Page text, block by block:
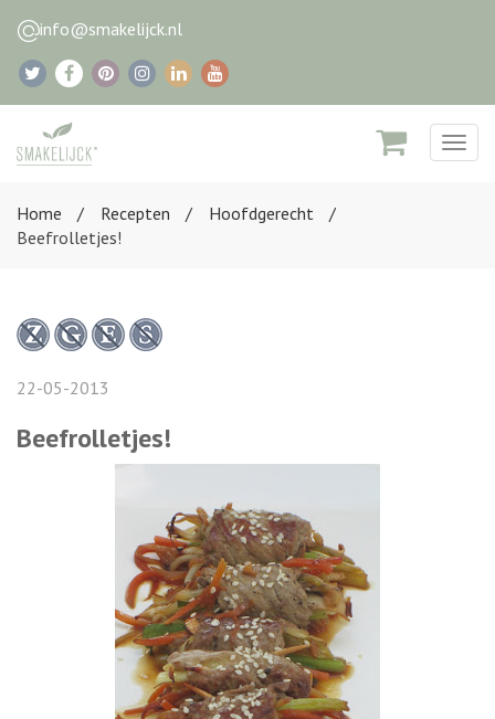
info@smakelijck.nl
Home
Recepten
Hoofdgerecht
Beefrolletjes!
22-05-2013
Beefrolletjes!